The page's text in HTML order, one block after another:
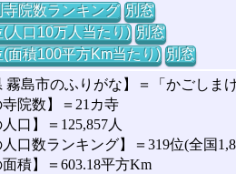
院数ランキング 別窓
人口10万人当たり) 別窓
面積100平方Km当たり) 別窓
霧島市のふりがな】＝「かごしま
寺院数】＝21カ寺
人口】＝125,857人
人口数ランキング】＝319位(全国
面積】＝603.18平方Km